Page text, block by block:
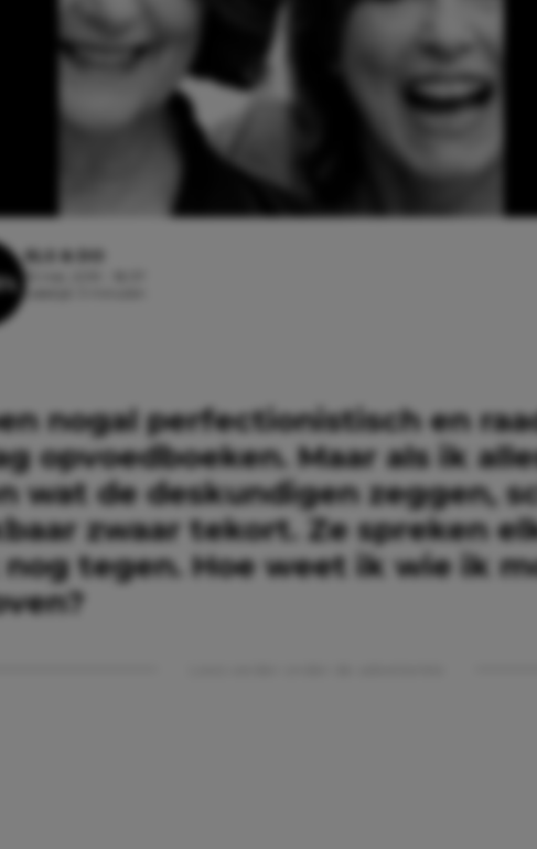
ELS & DO
nogal perfectionistisch en
opvoedboeken. Maar als ik
wat de deskundigen zeggen,
zwaar tekort. Ze spreken
tegen. Hoe weet ik wie ik